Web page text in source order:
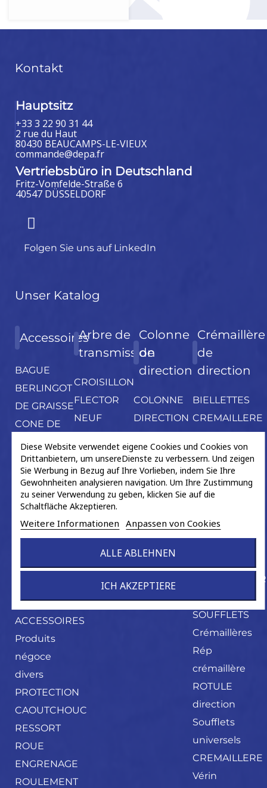
Diese Website verwendet eigene Cookies und Cookies von
Drittanbietern, um unsereDienste zu verbessern. Und zeigen
Sie Werbung in Bezug auf Ihre Vorlieben, indem Sie Ihre
Gewohnheiten analysieren navigation. Um Ihre Zustimmung
zu seiner Verwendung zu geben, klicken Sie auf die
Schaltfläche Akzeptieren.
Weitere Informationen Anpassen von Cookies
ALLE ABLEHNEN
ICH AKZEPTIERE
Kontakt
Hauptsitz
+33 3 22 90 31 44
2 rue du Haut
80430 BEAUCAMPS-LE-VIEUX
commande@depa.fr
Vertriebsbüro in Deutschland
Fritz-Vomfelde-Straße 6
40547 DÜSSELDORF
Folgen Sie uns auf LinkedIn
Unser Katalog
Accessoires
BAGUE
BERLINGOT
DE GRAISSE
CONE DE
MONTAGE
CONES
NEUF
COURONNE
ABS
AIMANTE
PETIT
POCHETTE
ACCESSOIRES
Produits
négoce
divers
PROTECTION
CAOUTCHOUC
RESSORT
ROUE
ENGRENAGE
ROULEMENT
Arbre de
transmission
CROISILLON
FLECTOR
NEUF
ORIGINE
ARBRE
PALIER
Colonne
de
direction
COLONNE
DIRECTION
ELECT.
Crémaillère
de
direction
BIELLETTES
CREMAILLERE
ASSISTEE
ECH.
CREMAILLERE
MECANIQUE
Crémaillères
DISTRIBUTEUR
KITS
SOUFFLETS
Crémaillères
Rép
crémaillère
ROTULE
direction
Soufflets
universels
CREMAILLERE
Vérin